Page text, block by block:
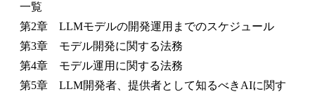
一覧
第2章 LLMモデルの開発運用までのスケジュール
第3章 モデル開発に関する法務
第4章 モデル運用に関する法務
第5章 LLM開発者、提供者として知るべきAIに関す